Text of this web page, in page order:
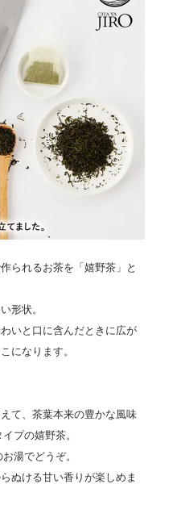
られるお茶を「嬉野茶」と
形状。
いと口に含んだときに広が
になります。
て、茶葉本来の豊かな風味
プの嬉野茶。
湯でどうぞ。
ぬける甘い香りが楽しめま